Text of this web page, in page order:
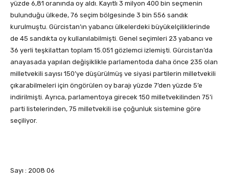
yüzde 6,81 oranında oy aldı. Kayıtlı 3 milyon 400 bin seçmenin
bulunduğu ülkede, 76 seçim bölgesinde 3 bin 556 sandık
kurulmuştu. Gürcistan’ın yabancı ülkelerdeki büyükelçiliklerinde
de 45 sandıkta oy kullanılabilmişti. Genel seçimleri 23 yabancı ve
36 yerli teşkilattan toplam 15.051 gözlemci izlemişti. Gürcistan’da
anayasada yapılan değişiklikle parlamentoda daha önce 235 olan
milletvekili sayısı 150’ye düşürülmüş ve siyasi partilerin milletvekili
çıkarabilmeleri için öngörülen oy barajı yüzde 7’den yüzde 5’e
indirilmişti. Ayrıca, parlamentoya girecek 150 milletvekilinden 75’i
parti listelerinden, 75 milletvekili ise çoğunluk sistemine göre
seçiliyor.
Sayı : 2008 06